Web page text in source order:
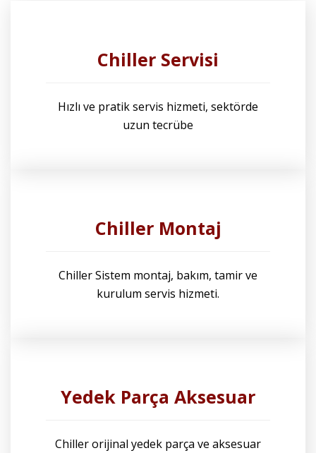
Chiller Servisi
Hızlı ve pratik servis hizmeti, sektörde
uzun tecrübe
Chiller Montaj
Chiller Sistem montaj, bakım, tamir ve
kurulum servis hizmeti.
Yedek Parça Aksesuar
Chiller orijinal yedek parça ve aksesuar